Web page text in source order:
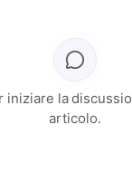
iniziare la
articolo.